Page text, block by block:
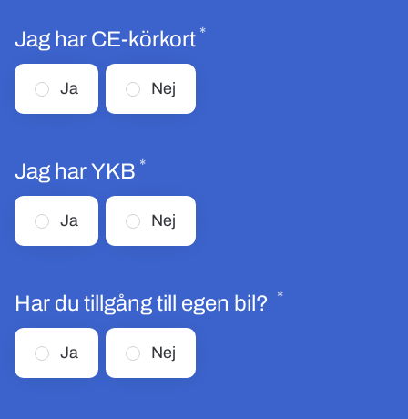
Jag har CE-körkort *Obligatoriskt
Ja Nej
Jag har YKB *Obligatoriskt
Ja Nej
Har du tillgång till egen bil? *Obligatoriskt
Ja Nej